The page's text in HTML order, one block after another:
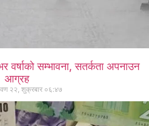
सम्भावना, सतर्कता अपनाउन
आग्रह
२२, शुक्रबार ०६:४७